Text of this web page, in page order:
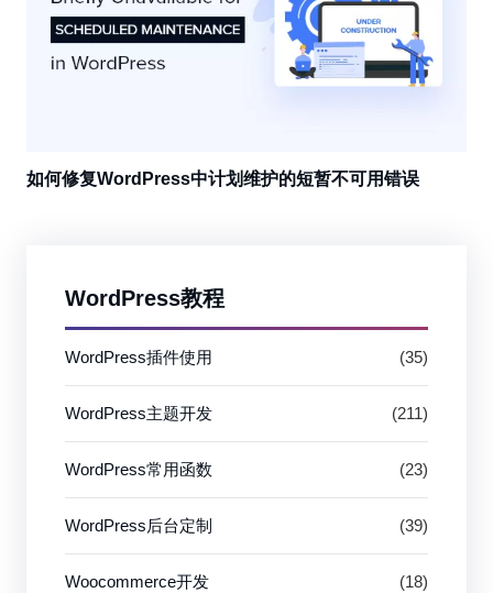
如何修复WordPress中计划维护的短暂不可用错误
WordPress教程
WordPress插件使用 (35)
WordPress主题开发 (211)
WordPress常用函数 (23)
WordPress后台定制 (39)
Woocommerce开发 (18)